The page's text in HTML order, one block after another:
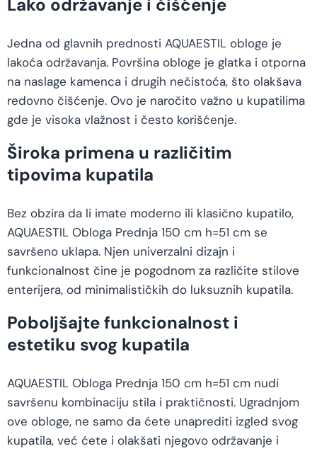
Lako održavanje i čišćenje
Jedna od glavnih prednosti AQUAESTIL obloge je
lakoća održavanja. Površina obloge je glatka i otporna
na naslage kamenca i drugih nečistoća, što olakšava
redovno čišćenje. Ovo je naročito važno u kupatilima
gde je visoka vlažnost i često korišćenje.
Široka primena u različitim
tipovima kupatila
Bez obzira da li imate moderno ili klasično kupatilo,
AQUAESTIL Obloga Prednja 150 cm h=51 cm se
savršeno uklapa. Njen univerzalni dizajn i
funkcionalnost čine je pogodnom za različite stilove
enterijera, od minimalističkih do luksuznih kupatila.
Poboljšajte funkcionalnost i
estetiku svog kupatila
AQUAESTIL Obloga Prednja 150 cm h=51 cm nudi
savršenu kombinaciju stila i praktičnosti. Ugradnjom
ove obloge, ne samo da ćete unaprediti izgled svog
kupatila, već ćete i olakšati njegovo održavanje i